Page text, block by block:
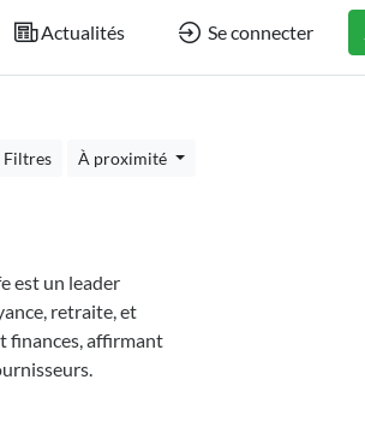
Actualités Se connecter
Filtres À proximité
est un leader
retraite, et
finances, affirmant